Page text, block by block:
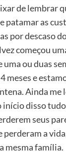
de lembrar
patamar as
por descaso
começou
ou duas
meses e
Ainda me
início disso
seus
perderam a
mesma família.